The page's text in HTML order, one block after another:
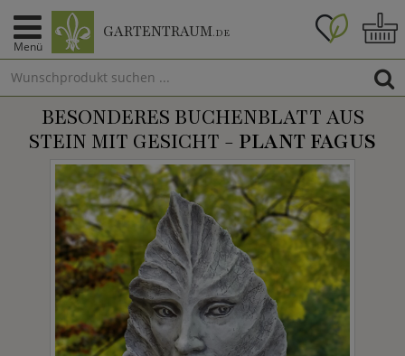
Menü
GARTENTRAUM.DE
BESONDERES BUCHENBLATT AUS
STEIN MIT GESICHT - PLANT FAGUS